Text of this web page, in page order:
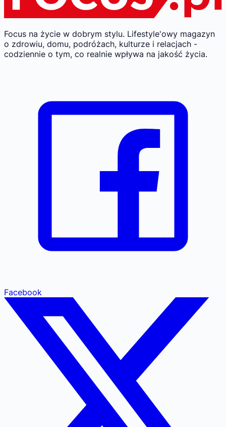
Focus na życie w dobrym stylu. Lifestyle'owy magazyn
o zdrowiu, domu, podróżach, kulturze i relacjach -
codziennie o tym, co realnie wpływa na jakość życia.
Facebook